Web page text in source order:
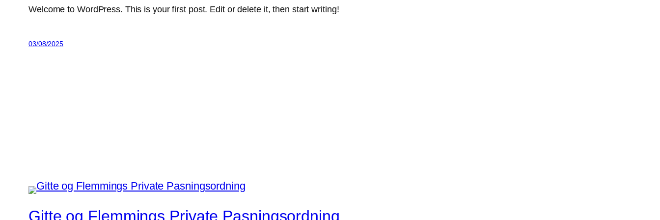
Welcome to WordPress. This is your first post. Edit or delete it, then start writing!
03/08/2025
Gitte og Flemmings Private Pasningsordning